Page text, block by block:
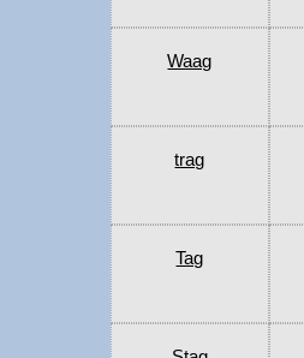
Waag
trag
Tag